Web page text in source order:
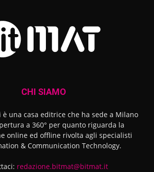
CHI SIAMO
è una casa editrice che ha sede a Milano
a 360° per quanto riguarda la
online ed offline rivolta agli specialisti
& Communication Technology.
redazione.bitmat@bitmat.it